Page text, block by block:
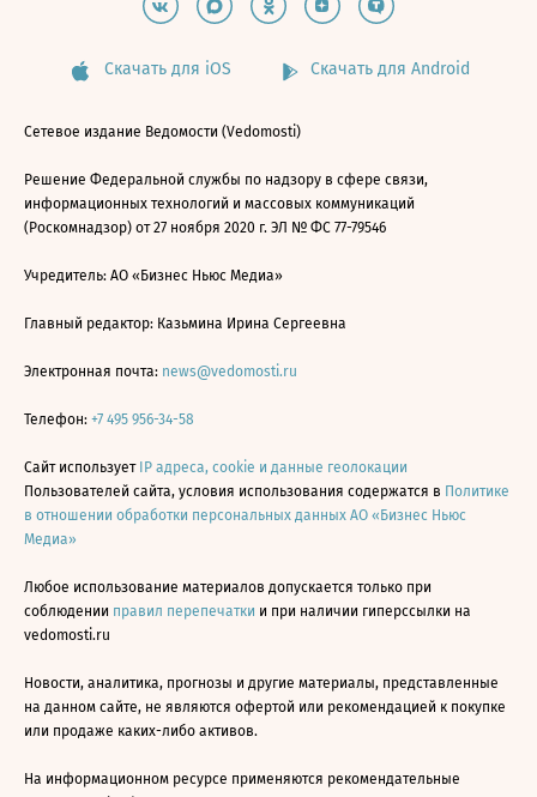
Скачать для iOS Скачать для Android
Сетевое издание Ведомости (Vedomosti)
Решение Федеральной службы по надзору в сфере связи,
информационных технологий и массовых коммуникаций
(Роскомнадзор) от 27 ноября 2020 г. ЭЛ № ФС 77-79546
Учредитель: АО «Бизнес Ньюс Медиа»
Главный редактор: Казьмина Ирина Сергеевна
Электронная почта: news@vedomosti.ru
Телефон: +7 495 956-34-58
Сайт использует IP адреса, cookie и данные геолокации
Пользователей сайта, условия использования содержатся в Политике
в отношении обработки персональных данных АО «Бизнес Ньюс
Медиа»
Любое использование материалов допускается только при
соблюдении правил перепечатки и при наличии гиперссылки на
vedomosti.ru
Новости, аналитика, прогнозы и другие материалы, представленные
на данном сайте, не являются офертой или рекомендацией к покупке
или продаже каких-либо активов.
На информационном ресурсе применяются рекомендательные